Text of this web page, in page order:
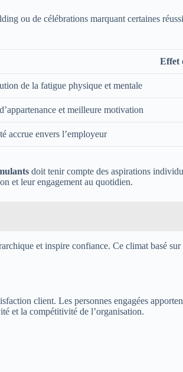
ou de célébrations marquant certaines
Effet
de la fatigue physique et mentale
et meilleure motivation
accrue envers l’employeur
doit tenir compte des aspirations
et leur engagement au quotidien.
et inspire confiance. Ce climat basé sur
client. Les personnes engagées
et la compétitivité de l’organisation.